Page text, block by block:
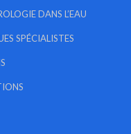
DANS L’EAU
SPÉCIALISTES